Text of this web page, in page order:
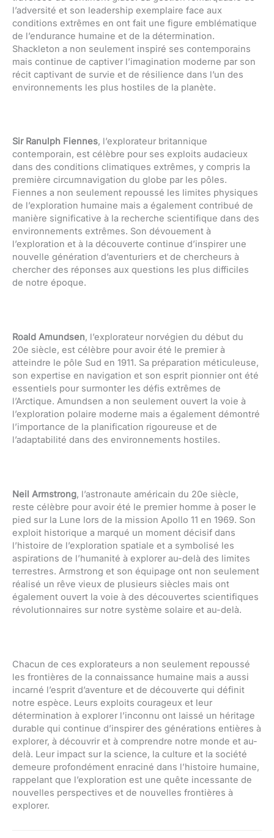
l’adversité et son leadership exemplaire face aux
conditions extrêmes en ont fait une figure emblématique
de l’endurance humaine et de la détermination.
Shackleton a non seulement inspiré ses contemporains
mais continue de captiver l’imagination moderne par son
récit captivant de survie et de résilience dans l’un des
environnements les plus hostiles de la planète.
Sir Ranulph Fiennes, l’explorateur britannique
contemporain, est célèbre pour ses exploits audacieux
dans des conditions climatiques extrêmes, y compris la
première circumnavigation du globe par les pôles.
Fiennes a non seulement repoussé les limites physiques
de l’exploration humaine mais a également contribué de
manière significative à la recherche scientifique dans des
environnements extrêmes. Son dévouement à
l’exploration et à la découverte continue d’inspirer une
nouvelle génération d’aventuriers et de chercheurs à
chercher des réponses aux questions les plus difficiles
de notre époque.
Roald Amundsen, l’explorateur norvégien du début du
20e siècle, est célèbre pour avoir été le premier à
atteindre le pôle Sud en 1911. Sa préparation méticuleuse,
son expertise en navigation et son esprit pionnier ont été
essentiels pour surmonter les défis extrêmes de
l’Arctique. Amundsen a non seulement ouvert la voie à
l’exploration polaire moderne mais a également démontré
l’importance de la planification rigoureuse et de
l’adaptabilité dans des environnements hostiles.
Neil Armstrong, l’astronaute américain du 20e siècle,
reste célèbre pour avoir été le premier homme à poser le
pied sur la Lune lors de la mission Apollo 11 en 1969. Son
exploit historique a marqué un moment décisif dans
l’histoire de l’exploration spatiale et a symbolisé les
aspirations de l’humanité à explorer au-delà des limites
terrestres. Armstrong et son équipage ont non seulement
réalisé un rêve vieux de plusieurs siècles mais ont
également ouvert la voie à des découvertes scientifiques
révolutionnaires sur notre système solaire et au-delà.
Chacun de ces explorateurs a non seulement repoussé
les frontières de la connaissance humaine mais a aussi
incarné l’esprit d’aventure et de découverte qui définit
notre espèce. Leurs exploits courageux et leur
détermination à explorer l’inconnu ont laissé un héritage
durable qui continue d’inspirer des générations entières à
explorer, à découvrir et à comprendre notre monde et au-
delà. Leur impact sur la science, la culture et la société
demeure profondément enraciné dans l’histoire humaine,
rappelant que l’exploration est une quête incessante de
nouvelles perspectives et de nouvelles frontières à
explorer.